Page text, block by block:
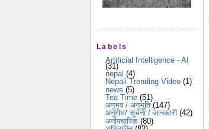
Labels
Artificial Intelligence - AI
(31)
nepal (4)
Nepali Trending Video (1)
news (5)
Tea Time (51)
अनुभव / अनुभूति (147)
अनुरोध/ सूचना / जानकारी (42)
अनौपचारिक (80)